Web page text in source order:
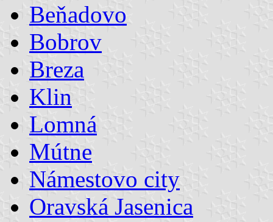
Beňadovo
Bobrov
Breza
Klin
Lomná
Mútne
Námestovo city
Oravská Jasenica